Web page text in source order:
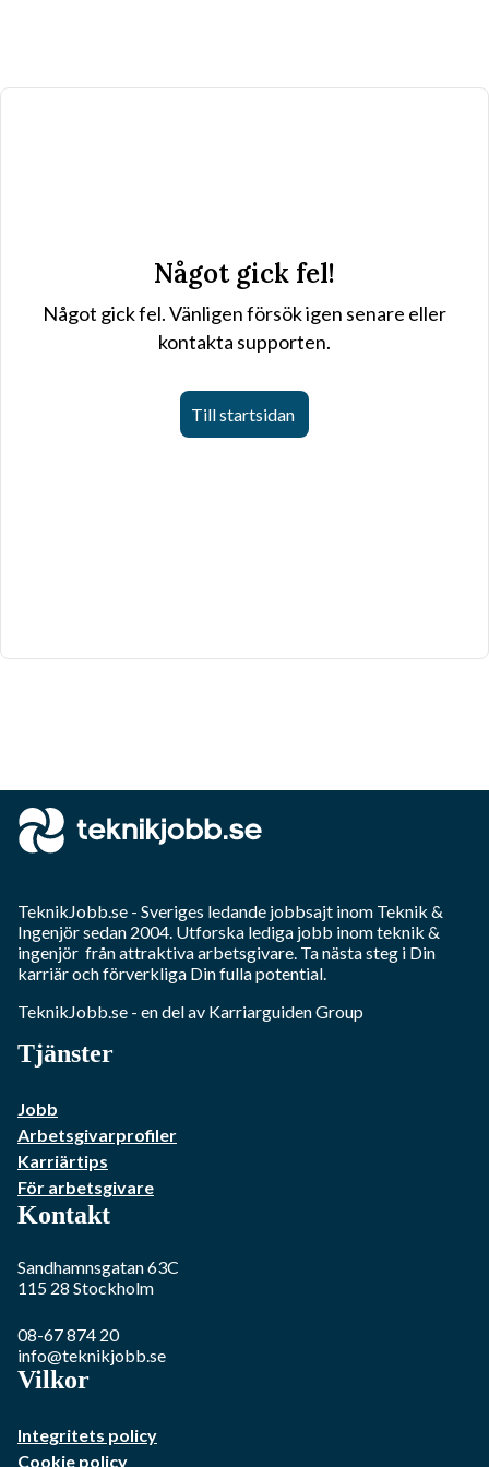
Något gick fel!
Något gick fel. Vänligen försök igen senare eller
kontakta supporten.
Till startsidan
TeknikJobb.se - Sveriges ledande jobbsajt inom Teknik &
Ingenjörsedan 2004. Utforska lediga jobb inomteknik &
ingenjör från attraktiva arbetsgivare. Ta nästa steg i Din
karriär och förverkliga Din fulla potential.
TeknikJobb.se - en del av Karriarguiden Group
Tjänster
Jobb
Arbetsgivarprofiler
Karriärtips
För arbetsgivare
Kontakt
Sandhamnsgatan 63C
115 28 Stockholm
08-67 874 20
info@teknikjobb.se
Vilkor
Integritets policy
Cookie policy